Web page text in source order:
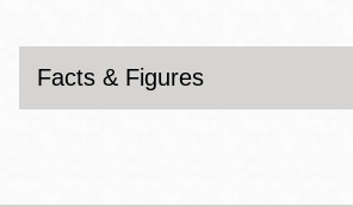
Facts & Figures